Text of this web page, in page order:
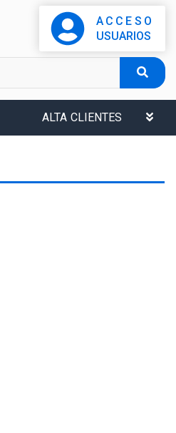
ACCESO
USUARIOS
ALTA CLIENTES